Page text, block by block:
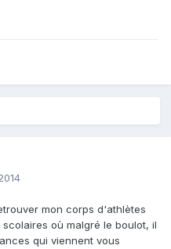
mon corps d'athlètes
où malgré le boulot, il
qui viennent vous